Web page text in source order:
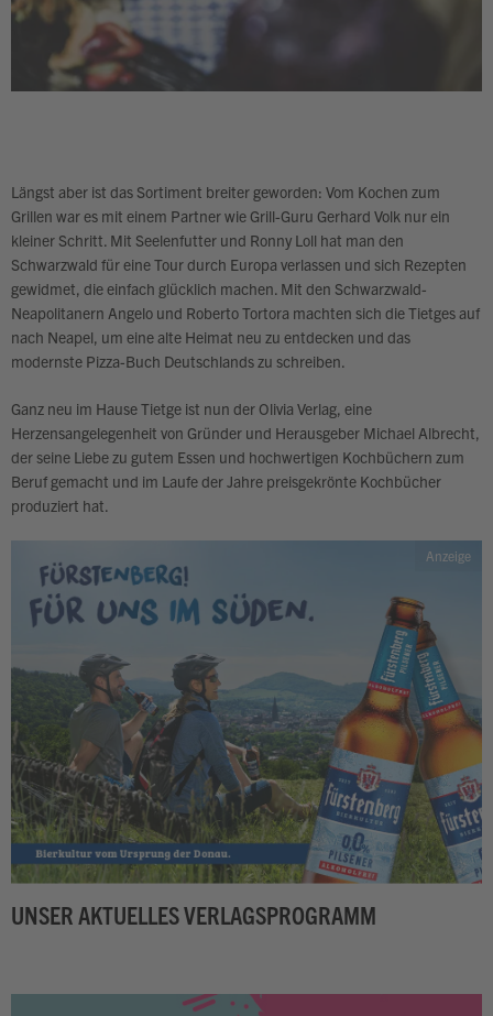
Längst aber ist das Sortiment breiter geworden: Vom Kochen zum
Grillen war es mit einem Partner wie Grill-Guru Gerhard Volk nur ein
kleiner Schritt. Mit Seelenfutter und Ronny Loll hat man den
Schwarzwald für eine Tour durch Europa verlassen und sich Rezepten
gewidmet, die einfach glücklich machen. Mit den Schwarzwald-
Neapolitanern Angelo und Roberto Tortora machten sich die Tietges auf
nach Neapel, um eine alte Heimat neu zu entdecken und das
modernste Pizza-Buch Deutschlands zu schreiben.
Ganz neu im Hause Tietge ist nun der Olivia Verlag, eine
Herzensangelegenheit von Gründer und Herausgeber Michael Albrecht,
der seine Liebe zu gutem Essen und hochwertigen Kochbüchern zum
Beruf gemacht und im Laufe der Jahre preisgekrönte Kochbücher
produziert hat.
Anzeige
UNSER AKTUELLES VERLAGSPROGRAMM